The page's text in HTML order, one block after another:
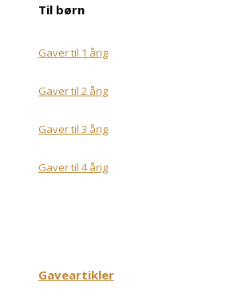
Til børn
Gaver til 1 årig
Gaver til 2 årig
Gaver til 3 årig
Gaver til 4 årig
Gaveartikler